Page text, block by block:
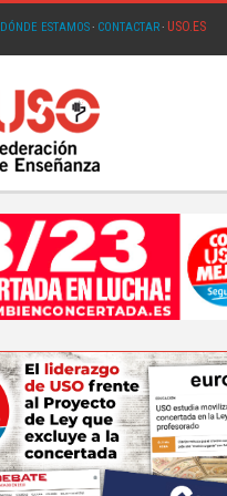
DÓNDE ESTAMOS· CONTACTAR· USO.ES